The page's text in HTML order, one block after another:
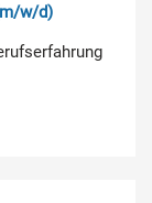
w/d)